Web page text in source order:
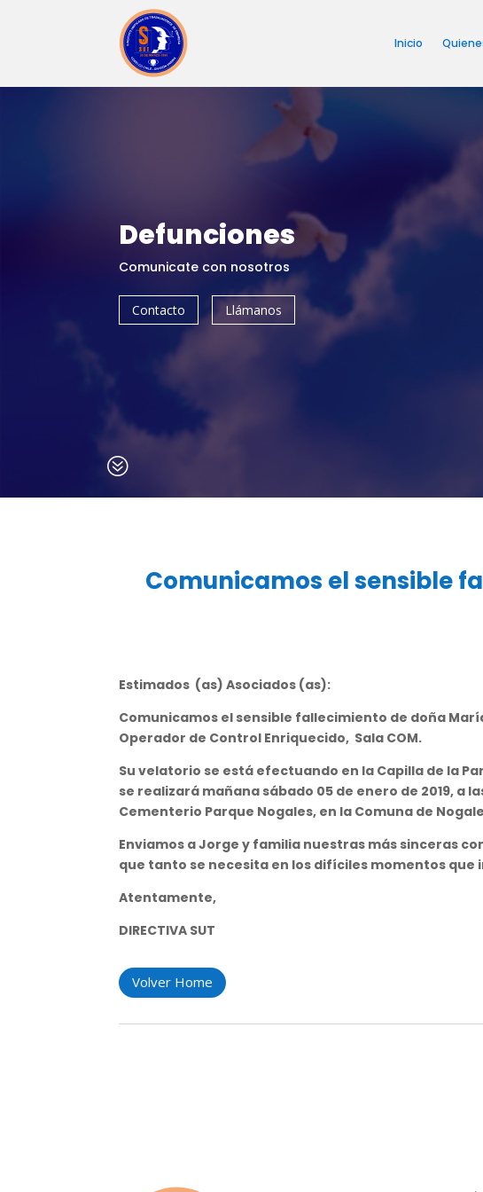
Inicio
Defunciones
Comunicate con nosotros
Contacto Llámanos
?
Comunicamos el sensible
Estimados (as) Asociados (as):
Comunicamos el sensible fallecimiento de doña
Operador de Control Enriquecido, Sala COM.
Su velatorio se está efectuando en la Capilla de la
se realizará mañana sábado 05 de enero de 2019, a
Cementerio Parque Nogales, en la Comuna de
Enviamos a Jorge y familia nuestras más sinceras
que tanto se necesita en los difíciles momentos
Atentamente,
DIRECTIVA SUT
Volver Home